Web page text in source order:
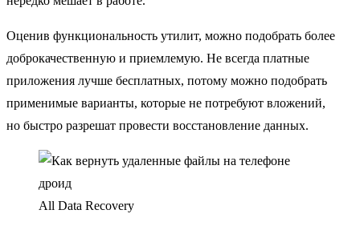
Оценив функциональность утилит, можно подобрать более
доброкачественную и приемлемую. Не всегда платные
приложения лучше бесплатных, потому можно подобрать
применимые варианты, которые не потребуют вложений,
но быстро разрешат провести восстановление данных.
All Data Recovery